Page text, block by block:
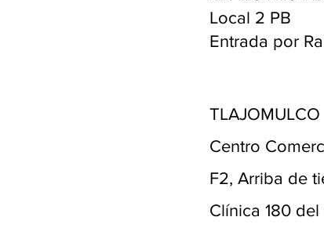
Local 2 PB
Entrada por
TLAJOMULCO
Centro
F2, Arriba de
Clínica 180 del